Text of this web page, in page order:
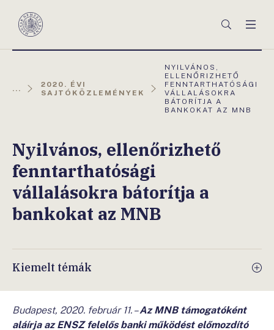
Magyar
Keresés
...
2020. ÉVI
SAJTÓKÖZLEMÉNYEK
AKTUÁLIS
OLDAL:
NYILVÁNOS,
ELLENŐRIZHETŐ
FENNTARTHATÓSÁGI
VÁLLALÁSOKRA
BÁTORÍTJA A
BANKOKAT AZ MNB
Nyilvános, ellenőrizhető
fenntarthatósági
vállalásokra bátorítja a
bankokat az MNB
Kiemelt témák
Budapest, 2020. február 11. –Az MNB támogatóként
aláírja az ENSZ felelős banki működést előmozdító